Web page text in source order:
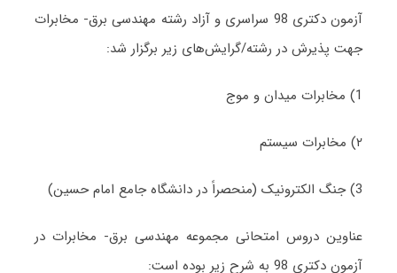
آزمون دکتری 98 سراسری و آزاد رشته مهندسی برق- مخابرات
جهت پذیرش در رشته/گرایش‌های زیر برگزار شد:
1) مخابرات میدان و موج
۲) مخابرات سیستم
3) جنگ الکترونیک (منحصراً در دانشگاه جامع امام حسین)
عناوین دروس امتحانی مجموعه مهندسی برق- مخابرات در
آزمون دکتری 98 به شرح زیر بوده است: